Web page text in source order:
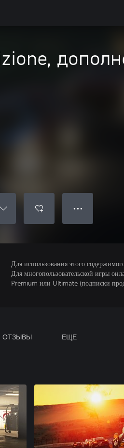
● ● ●
Для использования этого
Для многопользовательской игры
Premium или Ultimate (подписки
ОТЗЫВЫ ЕЩЕ